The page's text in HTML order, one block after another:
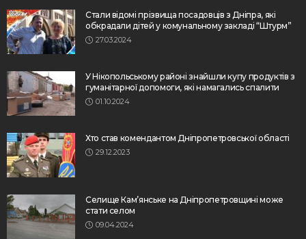
Стали відомі прізвища посадовців з Дніпра, які
обкрадали дітей у комунальному закладі “Штурм”
27.03.2024
У Нікопольському районі знайшли купу продуктів з
гуманітарної допомоги, які намагались спалити
01.10.2024
Хто став комендантом Дніпропетровської області
29.12.2023
Селище Кам’янське на Дніпропетровщині може
стати селом
09.04.2024